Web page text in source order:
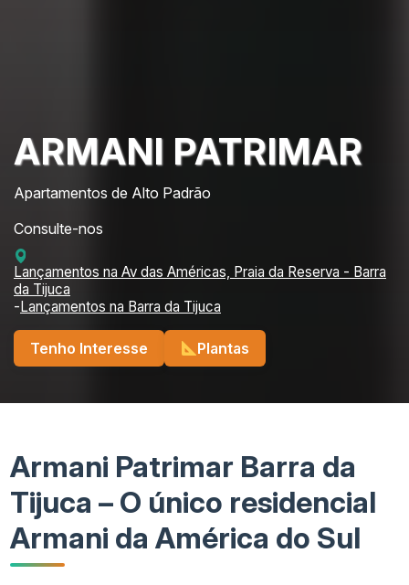
ARMANI PATRIMAR
Apartamentos de Alto Padrão
Consulte-nos
Lançamentos na Av das Américas, Praia da Reserva - Barra
da Tijuca
- Lançamentos na Barra da Tijuca
Tenho Interesse Plantas
Armani Patrimar Barra da
Tijuca – O único residencial
Armani da América do Sul